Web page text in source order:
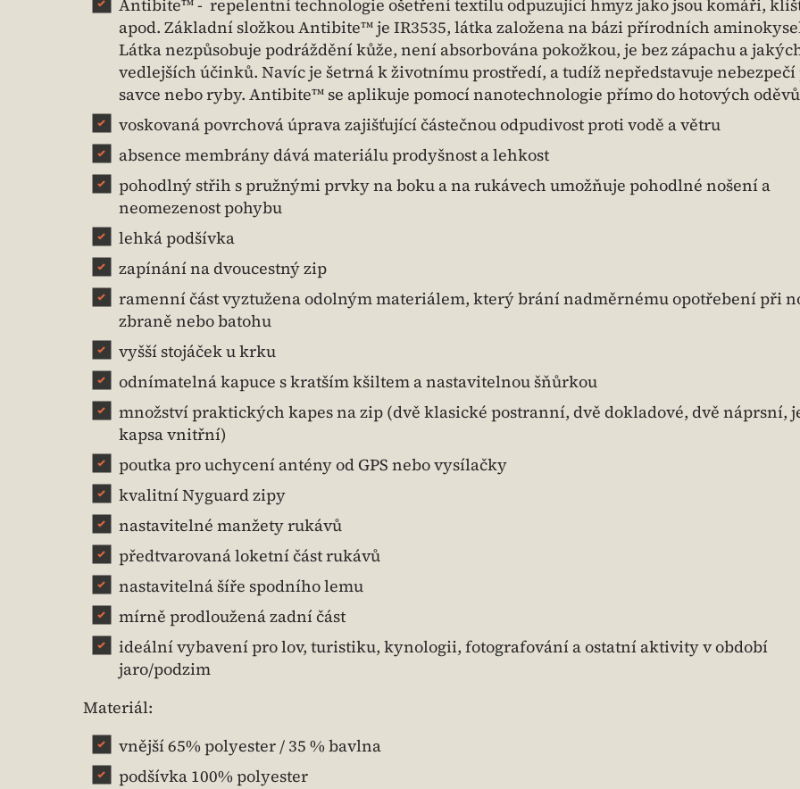
Antibite™ - repelentní technologie ošetření textilu odpuzující hmyz jako jsou komáři,
apod. Základní složkou Antibite™ je IR3535, látka založena na bázi přírodních
Látka nezpůsobuje podráždění kůže, není absorbována pokožkou, je bez zápachu a
vedlejších účinků. Navíc je šetrná k životnímu prostředí, a tudíž nepředstavuje nebezpečí
savce nebo ryby. Antibite™ se aplikuje pomocí nanotechnologie přímo do hotových
voskovaná povrchová úprava zajišťující částečnou odpudivost proti vodě a větru
absence membrány dává materiálu prodyšnost a lehkost
pohodlný střih s pružnými prvky na boku a na rukávech umožňuje pohodlné nošení a
neomezenost pohybu
lehká podšívka
zapínání na dvoucestný zip
ramenní část vyztužena odolným materiálem, který brání nadměrnému opotřebení při
zbraně nebo batohu
vyšší stojáček u krku
odnímatelná kapuce s kratším kšiltem a nastavitelnou šňůrkou
množství praktických kapes na zip (dvě klasické postranní, dvě dokladové, dvě náprsní,
kapsa vnitřní)
poutka pro uchycení antény od GPS nebo vysílačky
kvalitní Nyguard zipy
nastavitelné manžety rukávů
předtvarovaná loketní část rukávů
nastavitelná šíře spodního lemu
mírně prodloužená zadní část
ideální vybavení pro lov, turistiku, kynologii, fotografování a ostatní aktivity v období
jaro/podzim
Materiál:
vnější 65% polyester / 35 % bavlna
podšívka 100% polyester